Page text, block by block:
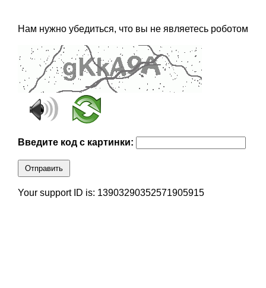
Нам нужно убедиться, что вы не являетесь роботом
Введите код с картинки:
Отправить
Your support ID is: 13903290352571905915